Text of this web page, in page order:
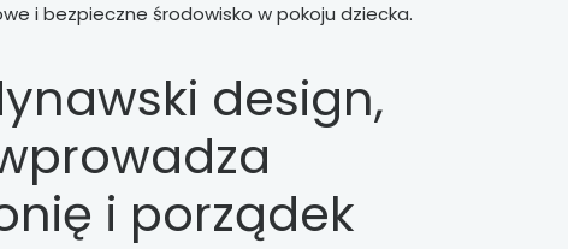
i bezpieczne środowisko w pokoju dziecka.
design,
i porządek